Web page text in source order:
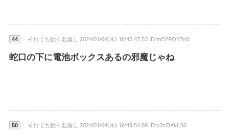
44 ： それでも動く名無し 2024/01/04(木) 16:45:47.53 ID:mD2PQY7n0
蛇口の下に電池ボックスあるの邪魔じゃね
50 ： それでも動く名無し 2024/01/04(木) 16:49:54.89 ID:u2cQXkLS0